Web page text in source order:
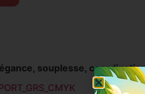
souplesse,